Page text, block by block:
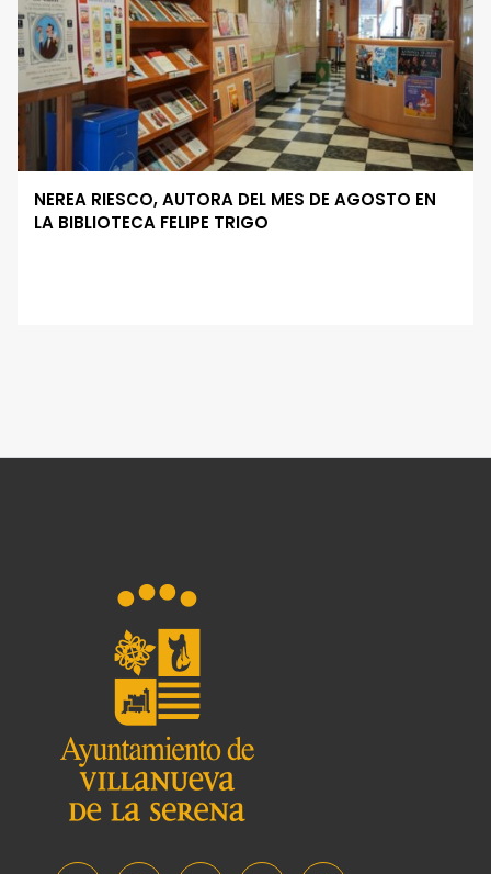
NEREA RIESCO, AUTORA DEL MES DE AGOSTO EN
LA BIBLIOTECA FELIPE TRIGO